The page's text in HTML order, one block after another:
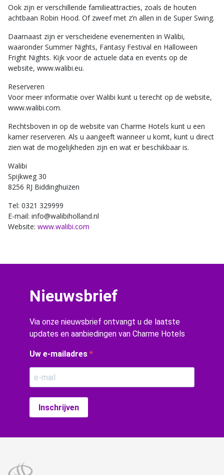
Ook zijn er verschillende familieattracties, zoals de houten
achtbaan Robin Hood. Of zweef met z’n allen in de Super Swing.
Daarnaast zijn er verscheidene evenementen in Walibi,
waaronder Summer Nights, Fantasy Festival en Halloween
Fright Nights. Kijk voor de actuele data en events op de
website, www.walibi.eu.
Reserveren
Voor meer informatie over Walibi kunt u terecht op de website,
www.walibi.com.
Rechtsboven in op de website van Charme Hotels kunt u een
kamer reserveren. Als u aangeeft wanneer u komt, kunt u direct
zien wat de mogelijkheden zijn en wat er beschikbaar is.
Walibi
Spijkweg 30
8256 RJ Biddinghuizen
Tel: 0321 329999
E-mail: info@walibiholland.nl
Website: www.walibi.com
Nieuwsbrief
Via onze nieuwsbrief ontvangt u de laatste
updates en aanbiedingen van Charme Hotels
Uw e-mailadres
Inschrijven